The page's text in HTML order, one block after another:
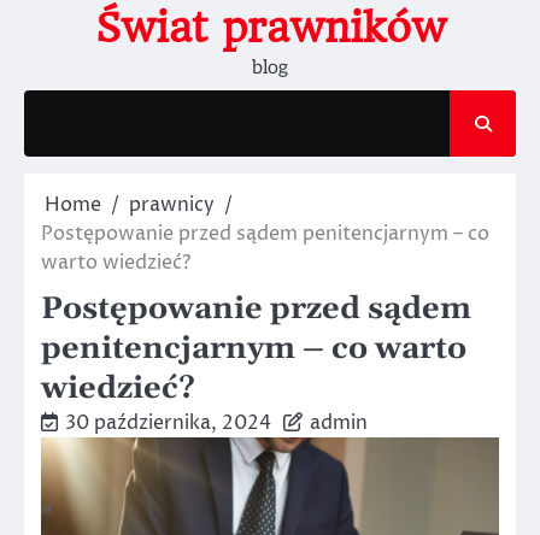
Świat prawników
blog
Home
prawnicy
Postępowanie przed sądem penitencjarnym – co
warto wiedzieć?
Postępowanie przed sądem
penitencjarnym – co warto
wiedzieć?
30 października, 2024 admin